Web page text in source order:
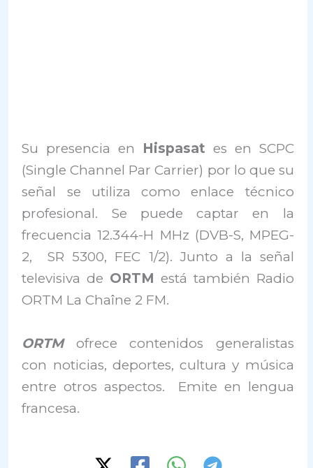
Su presencia en Hispasat es en SCPC
(Single Channel Par Carrier) por lo que su
señal se utiliza como enlace técnico
profesional. Se puede captar en la
frecuencia 12.344-H MHz (DVB-S, MPEG-
2, SR 5300, FEC 1/2). Junto a la señal
televisiva de ORTM está también Radio
ORTM La Chaîne 2 FM.
ORTMofrece contenidos generalistas
con noticias, deportes, cultura y música
entre otros aspectos. Emite en lengua
francesa.